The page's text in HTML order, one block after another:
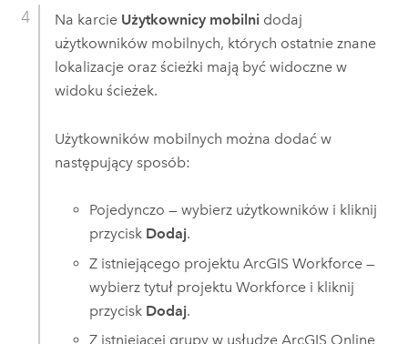
Na karcie Użytkownicy mobilnidodaj
użytkowników mobilnych, których ostatnie znane
lokalizacje oraz ścieżki mają być widoczne w
widoku ścieżek.
Użytkowników mobilnych można dodać w
następujący sposób:
Pojedynczo — wybierz użytkowników i kliknij
przycisk Dodaj.
Z istniejącego projektuArcGIS Workforce —
wybierz tytuł projektuWorkforce i kliknij
przycisk Dodaj.
Z istniejącej grupy w usłudzeArcGIS Online